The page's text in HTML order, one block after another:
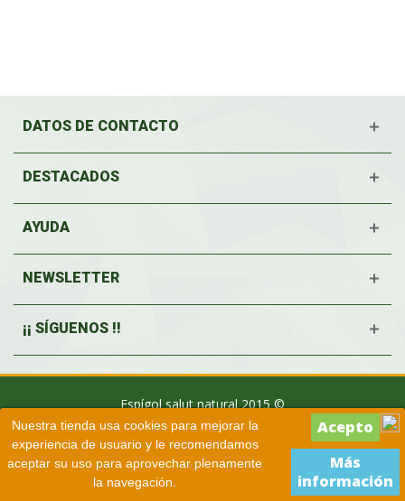
Nuestra tienda usa cookies para mejorar la
experiencia de usuario y le recomendamos
aceptar su uso para aprovechar plenamente
la navegación.
Más
información
DATOS DE CONTACTO
DESTACADOS
AYUDA
NEWSLETTER
¡¡ SÍGUENOS !!
Espígol salut natural 2015 ©